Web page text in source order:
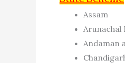
Assam
Arunachal
Andaman